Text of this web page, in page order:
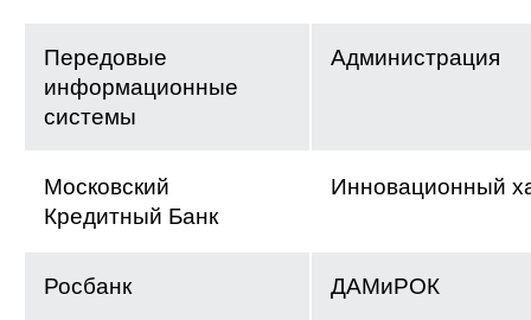
Передовые
информационные
системы
Администрация
Московский
Кредитный Банк
Инновационный
Росбанк ДАМиРОК